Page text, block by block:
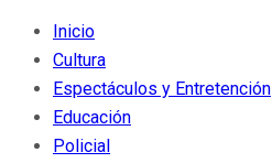
Inicio
Cultura
Espectáculos y Entretención
Educación
Policial